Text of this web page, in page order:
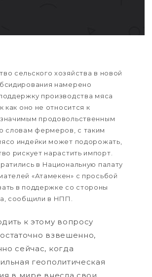
сельского хозяйства в новой
намерено
производства мяса
как оно не относится к
продовольственным
словам фермеров, с таким
индейки может подорожать,
рискует нарастить импорт.
в Национальную палату
«Атамекен» с просьбой
в поддержке со стороны
сообщили в НПП.
к этому вопросу
взвешенно,
сейчас, когда
геополитическая